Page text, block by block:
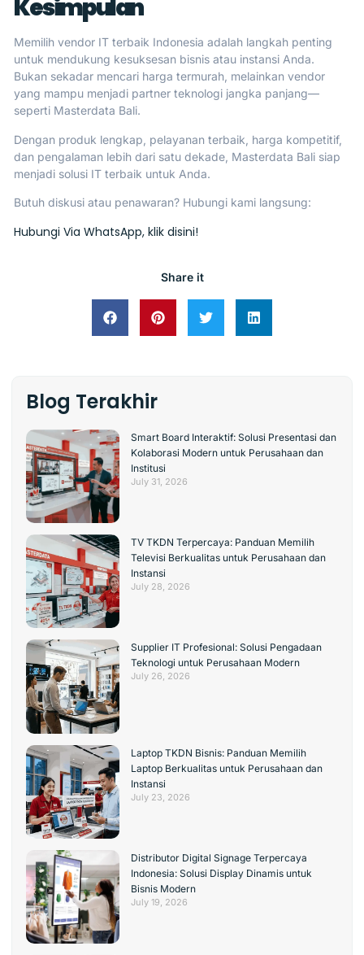
Share it
Kesimpulan
Memilih vendor IT terbaik Indonesia adalah langkah penting
untuk mendukung kesuksesan bisnis atau instansi Anda.
Bukan sekadar mencari harga termurah, melainkan vendor
yang mampu menjadi partner teknologi jangka panjang—
seperti Masterdata Bali.
Dengan produk lengkap, pelayanan terbaik, harga kompetitif,
dan pengalaman lebih dari satu dekade, Masterdata Bali siap
menjadi solusi IT terbaik untuk Anda.
Butuh diskusi atau penawaran? Hubungi kami langsung:
Hubungi Via WhatsApp, klik disini!
Blog Terakhir
Smart Board Interaktif: Solusi Presentasi dan
Kolaborasi Modern untuk Perusahaan dan
Institusi
July 31, 2026
TV TKDN Terpercaya: Panduan Memilih
Televisi Berkualitas untuk Perusahaan dan
Instansi
July 28, 2026
Supplier IT Profesional: Solusi Pengadaan
Teknologi untuk Perusahaan Modern
July 26, 2026
Laptop TKDN Bisnis: Panduan Memilih
Laptop Berkualitas untuk Perusahaan dan
Instansi
July 23, 2026
Distributor Digital Signage Terpercaya
Indonesia: Solusi Display Dinamis untuk
Bisnis Modern
July 19, 2026